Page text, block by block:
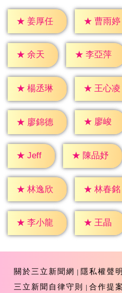
★ 姜厚任 ★ 曹雨婷
★ 余天 ★ 李亞萍
★ 楊丞琳 ★ 王心凌
★ 廖錦德 ★ 廖峻
★ Jeff ★ 陳品妤
★ 林逸欣 ★ 林春銘
★ 李小龍 ★ 王晶
關於三立新聞網
隱私權聲明
三立新聞自律守則
合作提